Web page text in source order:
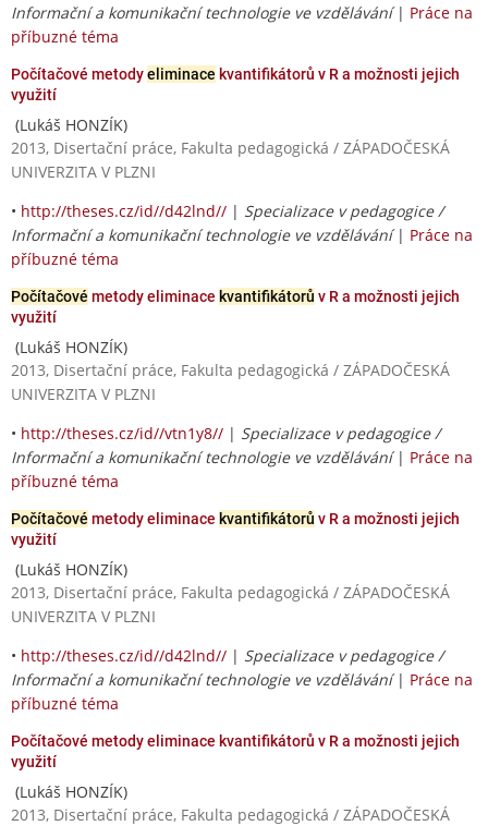
Informační a komunikační technologie ve vzdělávání| Práce na
příbuzné téma
Počítačové metodyeliminace kvantifikátorů v R a možnosti jejich
využití
(Lukáš HONZÍK)
2013, Disertační práce, Fakulta pedagogická / ZÁPADOČESKÁ
UNIVERZITA V PLZNI
• http://theses.cz/id//d42lnd// | Specializace v pedagogice /
Informační a komunikační technologie ve vzdělávání| Práce na
příbuzné téma
Počítačové metody eliminace kvantifikátorů v R a možnosti jejich
využití
(Lukáš HONZÍK)
2013, Disertační práce, Fakulta pedagogická / ZÁPADOČESKÁ
UNIVERZITA V PLZNI
• http://theses.cz/id//vtn1y8// | Specializace v pedagogice /
Informační a komunikační technologie ve vzdělávání| Práce na
příbuzné téma
Počítačové metody eliminace kvantifikátorů v R a možnosti jejich
využití
(Lukáš HONZÍK)
2013, Disertační práce, Fakulta pedagogická / ZÁPADOČESKÁ
UNIVERZITA V PLZNI
• http://theses.cz/id//d42lnd// | Specializace v pedagogice /
Informační a komunikační technologie ve vzdělávání| Práce na
příbuzné téma
Počítačové metody eliminace kvantifikátorů v R a možnosti jejich
využití
(Lukáš HONZÍK)
2013, Disertační práce, Fakulta pedagogická / ZÁPADOČESKÁ